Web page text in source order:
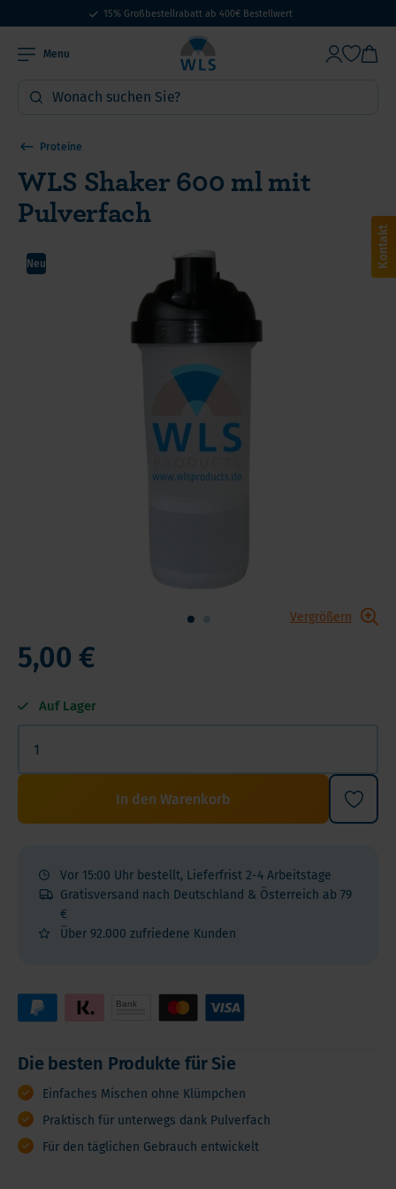
15% Großbestellrabatt ab 400€ Bestellwert
Menu
Proteine
WLS Shaker 600 ml mit
Pulverfach
Neu
Vergrößern
5,00 €
Auf Lager
In den Warenkorb
Vor 15:00 Uhr bestellt, Lieferfrist 2-4 Arbeitstage
Gratisversand nach Deutschland & Österreich ab 79
€
Über 92.000 zufriedene Kunden
Die besten Produkte für Sie
Einfaches Mischen ohne Klümpchen
Praktisch für unterwegs dank Pulverfach
Für den täglichen Gebrauch entwickelt
Kontakt